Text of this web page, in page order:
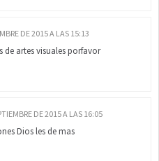
DE 2015 A LAS 15:13
de artes visuales porfavor
DE 2015 A LAS 16:05
Dios les de mas